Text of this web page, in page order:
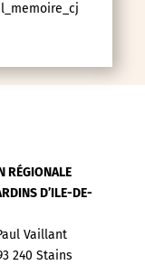
RÉGIONALE
D’ILE-DE-
Vaillant
240 Stains